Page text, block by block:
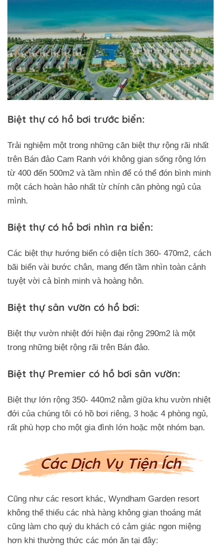
Biệt thự có hồ bơi trước biển:
Trải nghiệm một trong những căn biệt thự rộng rãi nhất
trên Bán đảo Cam Ranh với không gian sống rộng lớn
từ 400 đến 500m2 và tầm nhìn để có thể đón bình minh
một cách hoàn hảo nhất từ chính căn phòng ngủ của
mình.
Biệt thự có hồ bơi nhìn ra biển:
Các biệt thự hướng biển có diện tích 360- 470m2, cách
bãi biển vài bước chân, mang đến tầm nhìn toàn cảnh
tuyệt vời cả bình minh và hoàng hôn.
Biệt thự sân vườn có hồ bơi:
Biệt thự vườn nhiệt đới hiện đại rộng 290m2 là một
trong những biệt rộng rãi trên Bán đảo.
Biệt thự Premier có hồ bơi sân vườn:
Biệt thự lớn rộng 350- 440m2 nằm giữa khu vườn nhiệt
đới của chúng tôi có hồ bơi riêng, 3 hoặc 4 phòng ngủ,
rất phù hợp cho một gia đình lớn hoặc một nhóm bạn.
Các Dịch Vụ Tiện Ích
Cũng như các resort khác, Wyndham Garden resort
không thể thiếu các nhà hàng không gian thoáng mát
cũng làm cho quý du khách có cảm giác ngon miệng
hơn khi thường thức các món ăn tại đây: